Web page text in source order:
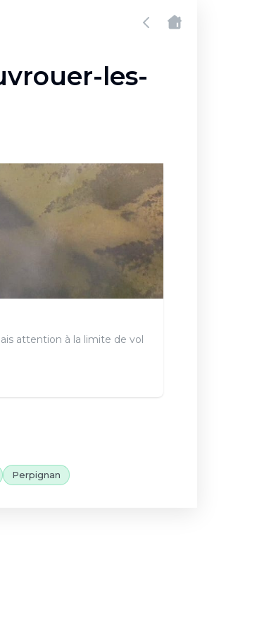
les-
attention à la limite de vol
Perpignan